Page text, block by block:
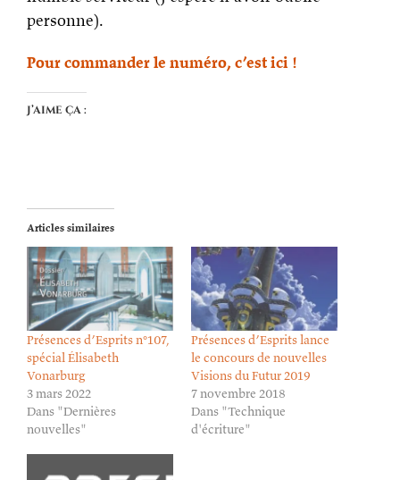
personne).
Pour commander le numéro, c’est ici !
J’aime ça :
Articles similaires
Présences d’Esprits n°107,
spécial Élisabeth
Vonarburg
3 mars 2022
Dans "Dernières
nouvelles"
Présences d’Esprits lance
le concours de nouvelles
Visions du Futur 2019
7 novembre 2018
Dans "Technique
d'écriture"